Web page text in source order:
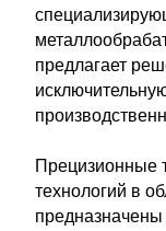
предлагает
Прецизионные
технологий в